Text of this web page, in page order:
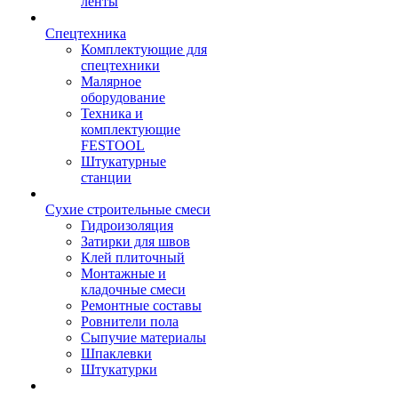
Спецтехника
Комплектующие для
спецтехники
Малярное
оборудование
Техника и
комплектующие
FESTOOL
Штукатурные
станции
Сухие строительные смеси
Гидроизоляция
Затирки для швов
Клей плиточный
Монтажные и
кладочные смеси
Ремонтные составы
Ровнители пола
Сыпучие материалы
Шпаклевки
Штукатурки